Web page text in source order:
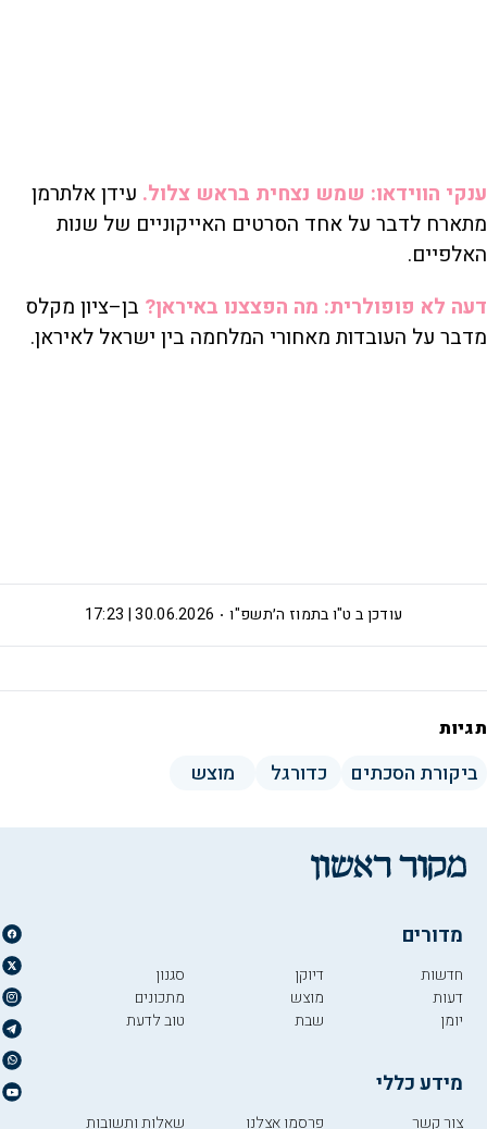
ענקי הווידאו: שמש נצחית בראש צלול. עידן אלתרמן
מתארח לדבר על אחד הסרטים האייקוניים של שנות
האלפיים.
דעה לא פופולרית: מה הפצצנו באיראן? בן–ציון מקלס
מדבר על העובדות מאחורי המלחמה בין ישראל לאיראן.
ט"ו בתמוז ה׳תשפ"ו 30.06.2026 | 17:23 עודכן ב
תגיות
ביקורת הסכתים כדורגל מוצש
מדורים
חדשות
דעות
יומן
דיוקן
מוצש
שבת
סגנון
מתכונים
טוב לדעת
מידע כללי
צור קשר פרסמו אצלנו שאלות ותשובות